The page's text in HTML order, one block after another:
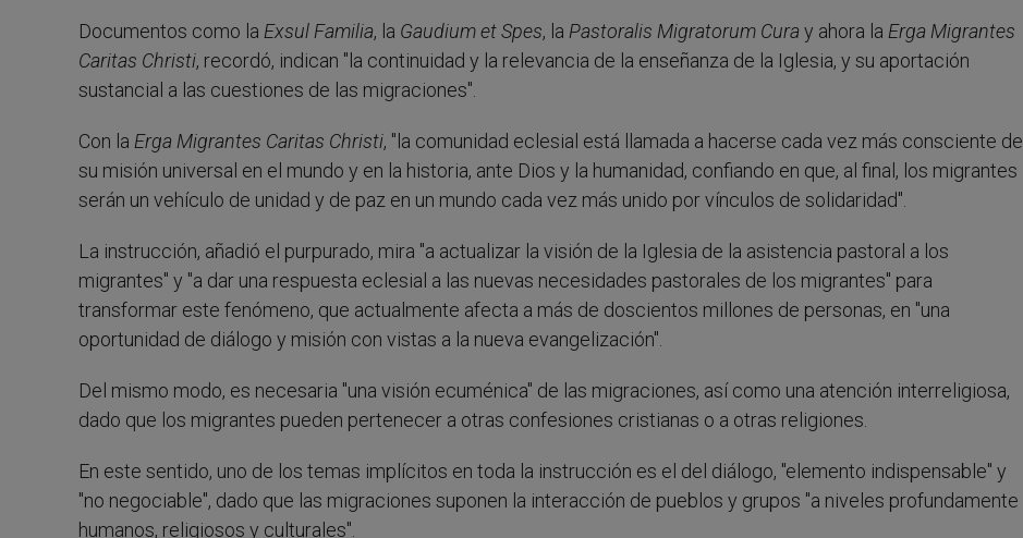
Documentos como la Exsul Familia, la Gaudium et Spes, la Pastoralis Migratorum Cura y ahora la Erga Migrantes
Caritas Christi, recordó, indican "la continuidad y la relevancia de la enseñanza de la Iglesia, y su aportación
sustancial a las cuestiones de las migraciones".
Con la Erga Migrantes Caritas Christi, "la comunidad eclesial está llamada a hacerse cada vez más consciente de
su misión universal en el mundo y en la historia, ante Dios y la humanidad, confiando en que, al final, los migrantes
serán un vehículo de unidad y de paz en un mundo cada vez más unido por vínculos de solidaridad".
La instrucción, añadió el purpurado, mira "a actualizar la visión de la Iglesia de la asistencia pastoral a los
migrantes" y "a dar una respuesta eclesial a las nuevas necesidades pastorales de los migrantes" para
transformar este fenómeno, que actualmente afecta a más de doscientos millones de personas, en "una
oportunidad de diálogo y misión con vistas a la nueva evangelización".
Del mismo modo, es necesaria "una visión ecuménica" de las migraciones, así como una atención interreligiosa,
dado que los migrantes pueden pertenecer a otras confesiones cristianas o a otras religiones.
En este sentido, uno de los temas implícitos en toda la instrucción es el del diálogo, "elemento indispensable" y
"no negociable", dado que las migraciones suponen la interacción de pueblos y grupos "a niveles profundamente
humanos, religiosos y culturales".